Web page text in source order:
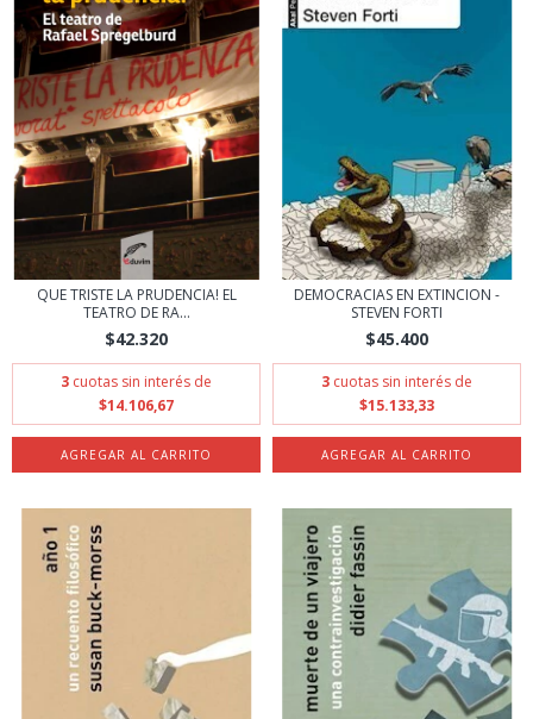
QUE TRISTE LA PRUDENCIA! EL
TEATRO DE RA...
$42.320
3 cuotas sin interés de
$14.106,67
DEMOCRACIAS EN EXTINCION -
STEVEN FORTI
$45.400
3 cuotas sin interés de
$15.133,33